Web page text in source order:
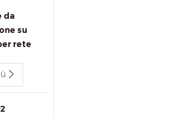
da
su
rete